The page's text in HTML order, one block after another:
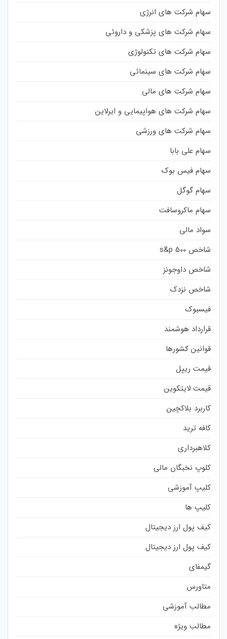
سهام شرکت های انرژی
سهام شرکت های پزشکی و داروئی
سهام شرکت های تکنولوژی
سهام شرکت های سینمائی
سهام شرکت های مالی
سهام شرکت های هواپیمایی و ایرلاین
سهام شرکت های ورزشی
سهام علی بابا
سهام فیس بوک
سهام گوگل
سهام ماکروسافت
سواد مالی
شاخص s&p 500
شاخص داوجونز
شاخص نزدک
فیسبوک
قرارداد هوشمند
قوانین کشورها
قیمت ریپل
قیمت لایتکوین
کاربرد بلاکچین
کافه ترید
کلاهبرداری
کلوپ نخبگان مالی
کلیپ آموزشی
کلیپ ها
کیف پول ارز دیجیتال
کیف پول ارز دیجیتال
گیمفای
متاورس
مطالب آموزشی
مطالب ویژه